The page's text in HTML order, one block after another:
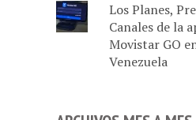
Los Planes,
Canales de la
Movistar GO
Venezuela